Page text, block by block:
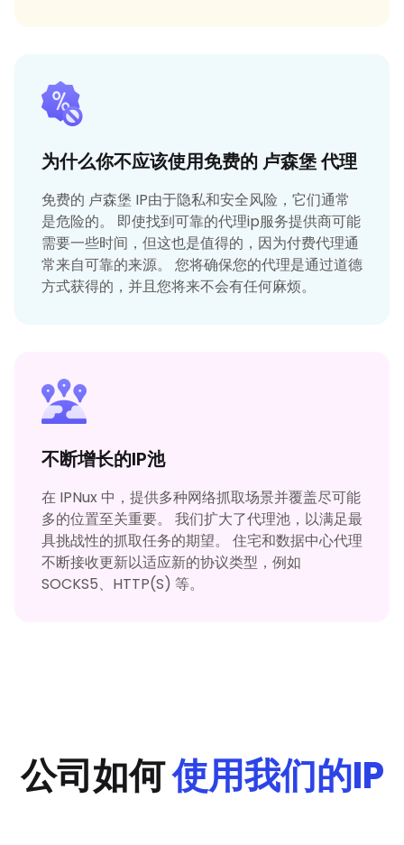
为什么你不应该使用免费的 卢森堡 代理
免费的 卢森堡 IP由于隐私和安全风险，它们通常
是危险的。 即使找到可靠的代理ip服务提供商可能
需要一些时间，但这也是值得的，因为付费代理通
常来自可靠的来源。 您将确保您的代理是通过道德
方式获得的，并且您将来不会有任何麻烦。
不断增长的IP池
在 IPNux 中，提供多种网络抓取场景并覆盖尽可能
多的位置至关重要。 我们扩大了代理池，以满足最
具挑战性的抓取任务的期望。 住宅和数据中心代理
不断接收更新以适应新的协议类型，例如
SOCKS5、HTTP(S) 等。
公司如何使用我们的IP